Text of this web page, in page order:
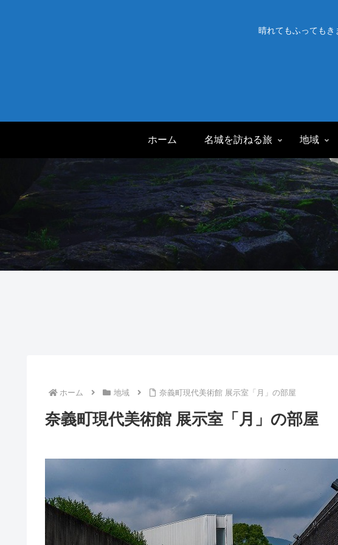
晴れてもふっても
ホーム 名城を訪ねる旅 地域
ホーム 地域 奈義町現代美術館 展示室「月」の部屋
奈義町現代美術館 展示室「月」の部屋